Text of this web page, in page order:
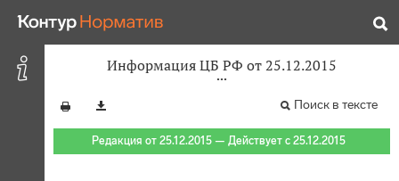
Информация ЦБ РФ от 25.12.2015
Поиск в тексте
Редакция от 25.12.2015 — Действует с 25.12.2015